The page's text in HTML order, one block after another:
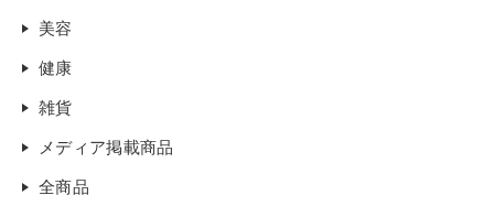
美容
健康
雑貨
メディア掲載商品
全商品